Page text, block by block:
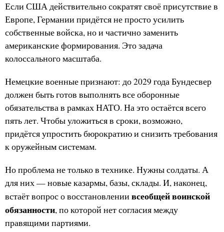
Если США действительно сократят своё присутствие в
Европе, Германии придётся не просто усилить
собственные войска, но и частично заменить
американские формирования. Это задача
колоссального масштаба.
Немецкие военные признают: до 2029 года Бундесвер
должен быть готов выполнять все оборонные
обязательства в рамках НАТО. На это остаётся всего
пять лет. Чтобы уложиться в сроки, возможно,
придётся упростить бюрократию и снизить требования
к оружейным системам.
Но проблема не только в технике. Нужны солдаты. А
для них — новые казармы, базы, склады. И, наконец,
встаёт вопрос о восстановлении всеобщей воинской
обязанности, по которой нет согласия между
правящими партиями.